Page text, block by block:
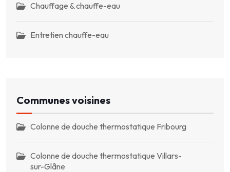
Chauffage & chauffe-eau
Entretien chauffe-eau
Communes voisines
Colonne de douche thermostatique Fribourg
Colonne de douche thermostatique Villars-
sur-Glâne